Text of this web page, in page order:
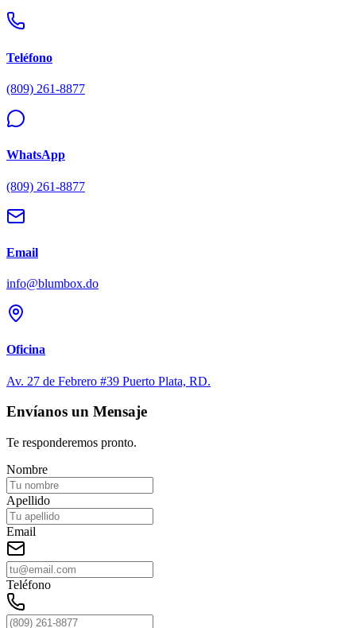
Teléfono
(809) 261-8877
WhatsApp
(809) 261-8877
Email
info@blumbox.do
Oficina
Av. 27 de Febrero #39 Puerto Plata, RD.
Envíanos un Mensaje
Te responderemos pronto.
Nombre
Apellido
Email
Teléfono